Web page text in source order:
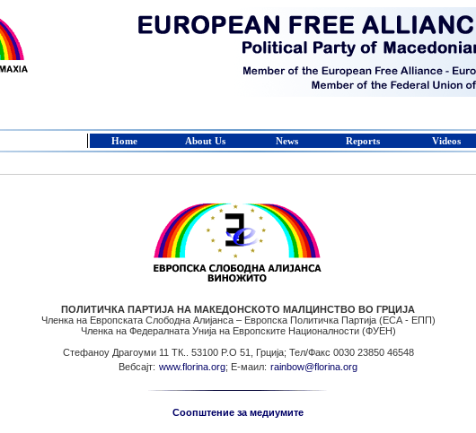
Home About Us News Reports Videos
ПОЛИТИЧКА ПАРТИЈА НА МАКЕДОНСКОТО МАЛЦИНСТВО ВО ГРЦИЈА
Членка на Европската Слободна Алијанса – Европска Политичка Партија (ЕСА - ЕПП)
Членка на Федералната Унија на Европските Националности (ФУЕН)
Стефаноу Драгоуми 11 ТК.. 53100 P.O 51, Грција; Тел/Факс 0030 23850 46548
Вебсајт: www.florina.org; Е-маил: rainbow@florina.org
Соопштение за медиумите